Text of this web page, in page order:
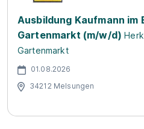
Ausbildung Kaufmann im
Gartenmarkt (m/w/d)
Gartenmarkt
01.08.2026
34212 Melsungen